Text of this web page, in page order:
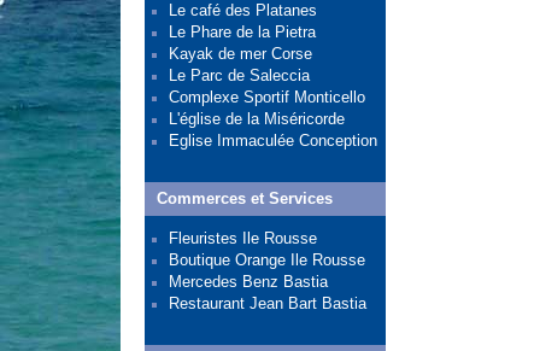
Le café des Platanes
Le Phare de la Pietra
Kayak de mer Corse
Le Parc de Saleccia
Complexe Sportif Monticello
L'église de la Miséricorde
Eglise Immaculée Conception
Commerces et Services
Fleuristes Ile Rousse
Boutique Orange Ile Rousse
Mercedes Benz Bastia
Restaurant Jean Bart Bastia